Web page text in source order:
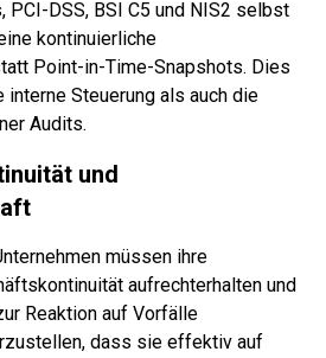
PCI-DSS, BSI C5 und NIS2 selbst
kontinuierliche
Point-in-Time-Snapshots. Dies
Steuerung als auch die
Audits.
und
müssen ihre
aufrechterhalten und
Reaktion auf Vorfälle
dass sie effektiv auf